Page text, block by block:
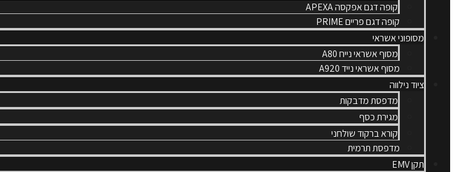
קופה דגם אפקסה APEXA
קופה דגם פריים PRIME
מסופוני אשראי
מסוף אשראי נייח A80
מסוף אשראי נייד A920
ציוד נילווה
מדפסת מדבקות
מגירת כסף
קורא ברקוד שולחני
מדפסת תרמית
תקן EMV